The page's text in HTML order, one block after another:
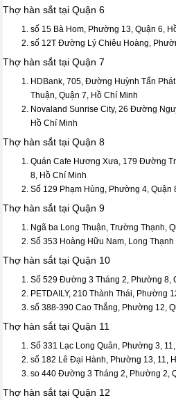
Thợ hàn sắt tại Quận 6
số 15 Bà Hom, Phường 13, Quận 6,
số 12T Đường Lý Chiêu Hoàng,
Thợ hàn sắt tại Quận 7
HDBank, 705, Đường Huỳnh Tấn
Thuận, Quận 7, Hồ Chí Minh
Novaland Sunrise City, 26 Đường
Hồ Chí Minh
Thợ hàn sắt tại Quận 8
Quán Cafe Hương Xưa, 179 Đường
8, Hồ Chí Minh
Số 129 Phạm Hùng, Phường 4, Quận
Thợ hàn sắt tại Quận 9
Ngã ba Long Thuận, Trường Thạnh,
Số 353 Hoàng Hữu Nam, Long
Thợ hàn sắt tại Quận 10
Số 529 Đường 3 Tháng 2, Phường 8,
PETDAILY, 210 Thành Thái, Phường
số 388-390 Cao Thắng, Phường 12,
Thợ hàn sắt tại Quận 11
Số 331 Lạc Long Quân, Phường 3,
số 182 Lê Đại Hành, Phường 13, 11,
so 440 Đường 3 Tháng 2, Phường 2,
Thợ hàn sắt tại Quận 12